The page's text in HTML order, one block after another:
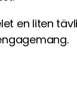
en liten